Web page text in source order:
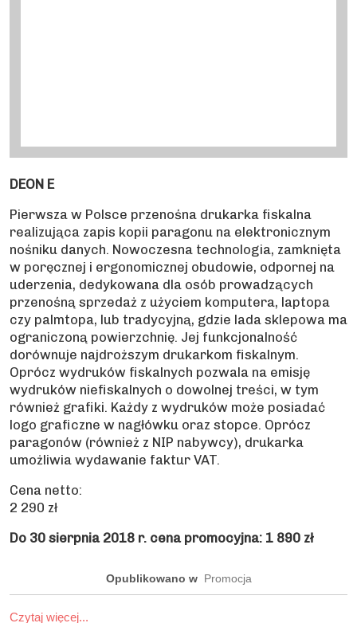
DEON E
Pierwsza w Polsce przenośna drukarka fiskalna
realizująca zapis kopii paragonu na elektronicznym
nośniku danych. Nowoczesna technologia, zamknięta
w poręcznej i ergonomicznej obudowie, odpornej na
uderzenia, dedykowana dla osób prowadzących
przenośną sprzedaż z użyciem komputera, laptopa
czy palmtopa, lub tradycyjną, gdzie lada sklepowa ma
ograniczoną powierzchnię. Jej funkcjonalność
dorównuje najdroższym drukarkom fiskalnym.
Oprócz wydruków fiskalnych pozwala na emisję
wydruków niefiskalnych o dowolnej treści, w tym
również grafiki. Każdy z wydruków może posiadać
logo graficzne w nagłówku oraz stopce. Oprócz
paragonów (również z NIP nabywcy), drukarka
umożliwia wydawanie faktur VAT.
Cena netto:
2 290 zł
Do 30 sierpnia 2018 r. cena promocyjna: 1 890 zł
Opublikowano w Promocja
Czytaj więcej...